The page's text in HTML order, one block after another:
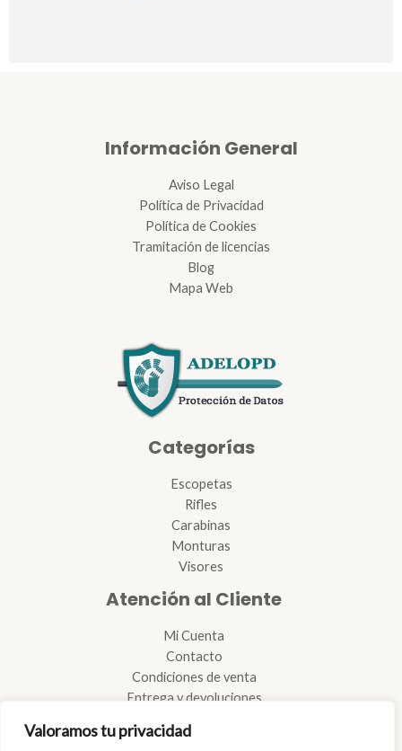
Valoramos tu privacidad
Información General
Aviso Legal
Política de Privacidad
Política de Cookies
Tramitación de licencias
Blog
Mapa Web
Categorías
Escopetas
Rifles
Carabinas
Monturas
Visores
Atención al Cliente
Mi Cuenta
Contacto
Condiciones de venta
Entrega y devoluciones
Reparación de armas